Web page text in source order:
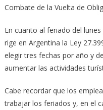
Combate de la Vuelta de
En cuanto al feriado del
rige en Argentina la Ley
elegir tres fechas por año y
aumentar las actividades
Cabe recordar que los
trabajar los feriados y, en el